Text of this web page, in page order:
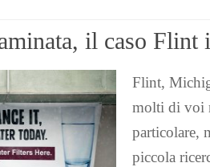
il caso Flint
Flint,
molti di voi
particolare,
piccola